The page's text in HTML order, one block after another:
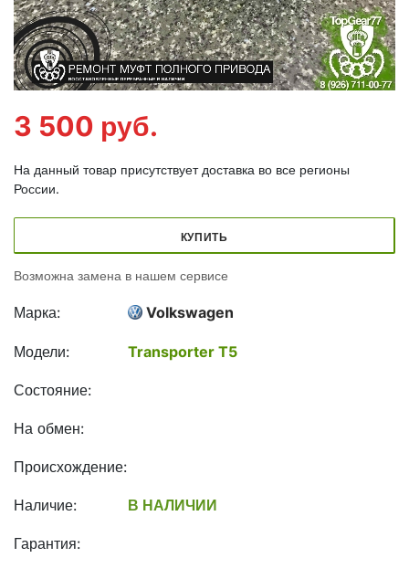
3 500 руб.
На данный товар присутствует доставка во все регионы
России.
КУПИТЬ
Возможна замена в нашем сервисе
Марка: Volkswagen
Модели: Transporter T5
Состояние:
На обмен:
Происхождение:
Наличие: В НАЛИЧИИ
Гарантия: